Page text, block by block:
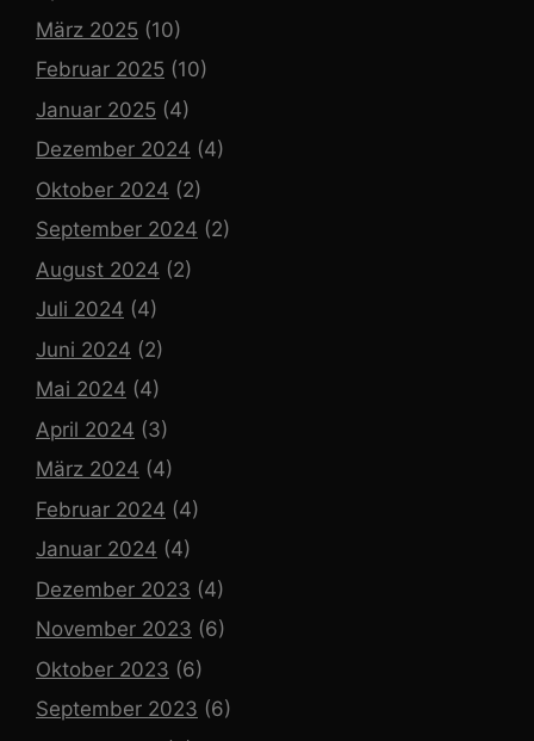
März 2025 (10)
Februar 2025 (10)
Januar 2025 (4)
Dezember 2024 (4)
Oktober 2024 (2)
September 2024 (2)
August 2024 (2)
Juli 2024 (4)
Juni 2024 (2)
Mai 2024 (4)
April 2024 (3)
März 2024 (4)
Februar 2024 (4)
Januar 2024 (4)
Dezember 2023 (4)
November 2023 (6)
Oktober 2023 (6)
September 2023 (6)